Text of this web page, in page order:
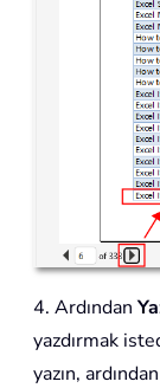
4. Ardından
yazdırmak
yazın, ardından